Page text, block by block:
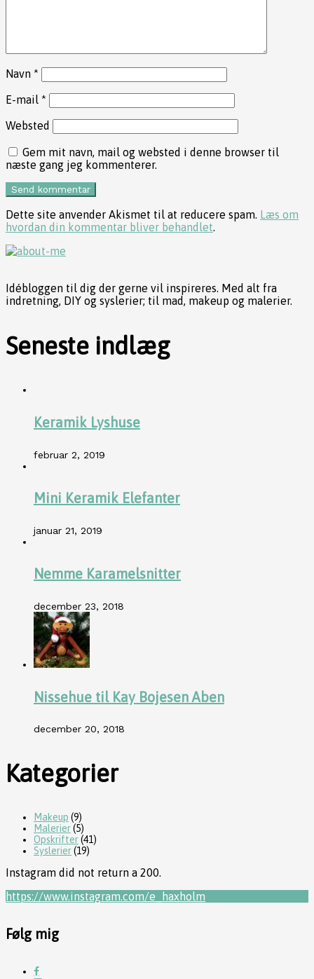
Navn *
E-mail *
Websted
Gem mit navn, mail og websted i denne browser til
næste gang jeg kommenterer.
Dette site anvender Akismet til at reducere spam. Læs om
hvordan din kommentar bliver behandlet.
Idébloggen til dig der gerne vil inspireres. Med alt fra
indretning, DIY og syslerier; til mad, makeup og malerier.
Seneste indlæg
Keramik Lyshuse
februar 2, 2019
Mini Keramik Elefanter
januar 21, 2019
Nemme Karamelsnitter
december 23, 2018
Nissehue til Kay Bojesen Aben
december 20, 2018
Kategorier
Makeup (9)
Malerier(5)
Opskrifter(41)
Syslerier(19)
Instagram did not return a 200.
https://www.instagram.com/e_haxholm
Følg mig